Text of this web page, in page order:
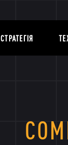
СТРАТЕГІЯ